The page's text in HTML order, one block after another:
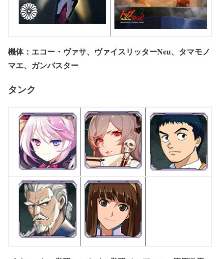
機体：エコー・ヴァサ、ヴァイスリッターNeu、タマモノ
マエ、ガンバスター
タンク